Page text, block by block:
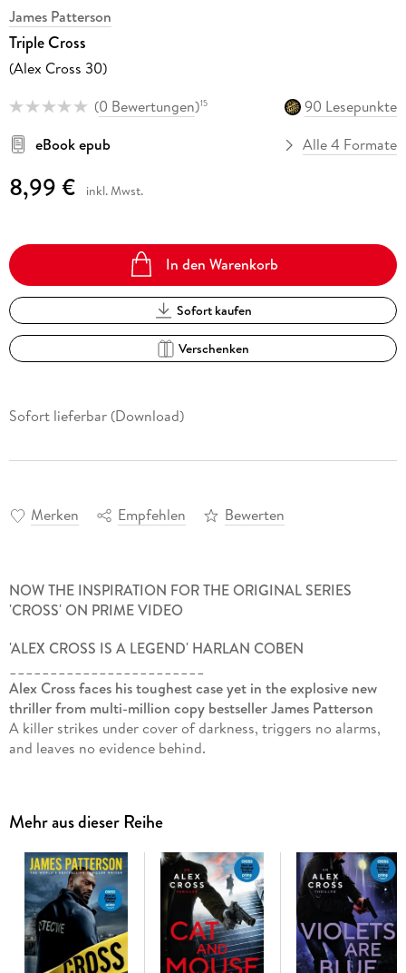
James Patterson
Triple Cross
(Alex Cross 30)
(0 Bewertungen)15
90 Lesepunkte
eBook epub
Alle 4 Formate
8,99 € inkl. Mwst.
In den Warenkorb
Sofort kaufen
Verschenken
Sofort lieferbar (Download)
Merken Empfehlen Bewerten
NOW THE INSPIRATION FOR THE ORIGINAL SERIES
'CROSS' ON PRIME VIDEO
'ALEX CROSS IS A LEGEND' HARLAN COBEN
Alex Cross faces his toughest case yet in the explosive new
thriller from multi-million copy bestseller James Patterson
A killer strikes under cover of darkness, triggers no alarms,
and leaves no evidence behind.
true-crime author has spotted patterns in the case of 'The
Family Man' killer that others have missed.
It's up to Cross to determine whether the writer's theories are
fact or fiction - before another family falls victim.
________________________
Readers are loving Triple Cross. . .
'Another 5 star read'
'Non-stop action from beginning to end'
Mehr aus dieser Reihe